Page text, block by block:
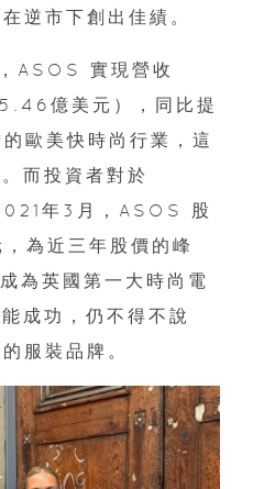
逆市下創出佳績。
ASOS 實現營收
億美元），同比提
歐美快時尚行業，這
而投資者對於
年3月，ASOS 股
為近三年股價的峰
為英國第一大時尚電
成功，仍不得不說
服裝品牌。